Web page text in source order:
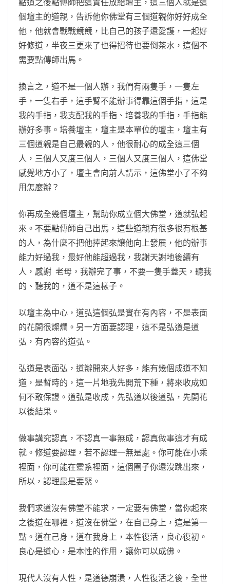
個壇主的道親，告訴他你佛堂有三個道親你好好成全
他，他就會戰戰競競，比自己的孩子還愛護，一起好
好修道，半夜三更來了也得招待也要倒茶水，這個不
需要點傳師出馬。
換言之，道不是一個人辦，我們有兩隻手，一隻左
手，一隻右手，這手臂不能辦事得靠這個手指，這是
我的手指，我支配我的手指、培養我的手指，手指能
辦好多事。培養壇主，壇主是本單位的壇主，壇主有
三個道親是自己最親的人，他很耐心的成全這三個
人，三個人又度三個人，三個人又度三個人，這佛堂
感覺地方小了，壇主會向前人請示，這佛堂小了不夠
用怎麼辦？
你再成全幾個壇主，幫助你成立個大佛堂，道就弘起
來。不要點傳師自己出馬，這些道親有很多很有根基
的人，為什麼不把他捧起來讓他向上發展，他的辦事
能力好過我，最好他能超過我，我謝天謝地後續有
人，感謝 老母，我辦完了事，不要一隻手蓋天，聽我
的、聽我的，道不是這樣子。
以壇主為中心，道弘這個弘是實在有內容，不是表面
的花開很燦爛。另一方面要認理，這不是弘道是道
弘，有內容的道弘。
弘道是表面弘，道辦開來人好多，能有幾個成道不知
道，是暫時的，這一片地我先開荒下種，將來收成如
何不敢保證。道弘是收成，先弘道以後道弘，先開花
以後結果。
做事講究認真，不認真一事無成，認真做事這才有成
就。修道要認理，若不認理一無是處。你可能在小乘
裡面，你可能在靈系裡面，這個圈子你還沒跳出來，
所以，認理最是要緊。
我們求道沒有佛堂不能求，一定要有佛堂，當你起來
之後道在哪裡，道沒在佛堂，在自己身上，這是第一
點。道在己身，道在我身上，本性復活，良心復初。
良心是道心，是本性的作用，讓你可以成佛。
現代人沒有人性，是道德崩潰，人性復活之後，全世